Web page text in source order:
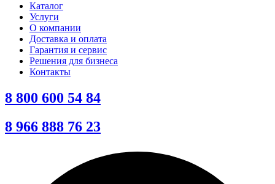
Каталог
Услуги
О компании
Доставка и оплата
Гарантия и сервис
Решения для бизнеса
Контакты
8 800 600 54 84
8 966 888 76 23